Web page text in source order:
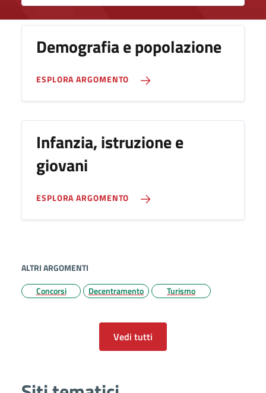
Demografia e popolazione
ESPLORA ARGOMENTO
Infanzia, istruzione e
giovani
ESPLORA ARGOMENTO
ALTRI ARGOMENTI
Concorsi
Decentramento Turismo
Vedi tutti